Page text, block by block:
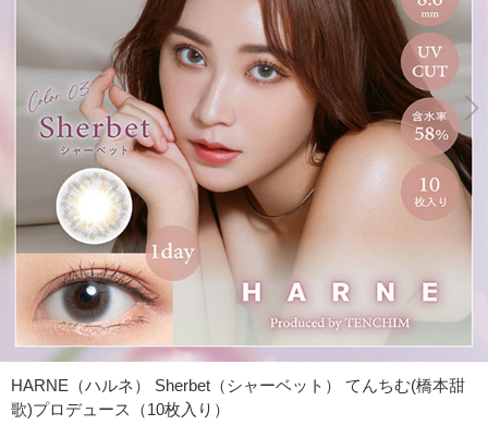
HARNE（ハルネ） Sherbet（シャーベット） てんちむ(橋本甜
歌)プロデュース（10枚入り）